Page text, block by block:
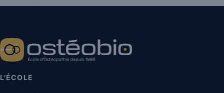
L'ÉCOLE